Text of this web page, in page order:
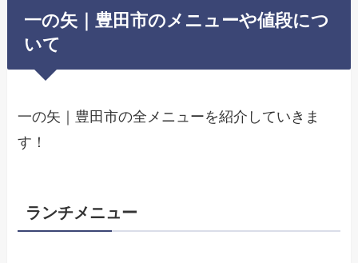
一の矢｜豊田市のメニューや値段につ
いて
一の矢｜豊田市の全メニューを紹介していきま
す！
ランチメニュー